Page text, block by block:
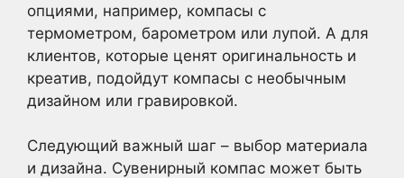
опциями, например, компасы с
термометром, барометром или лупой. А для
клиентов, которые ценят оригинальность и
креатив, подойдут компасы с необычным
дизайном или гравировкой.
Следующий важный шаг – выбор материала
и дизайна. Сувенирный компас может быть